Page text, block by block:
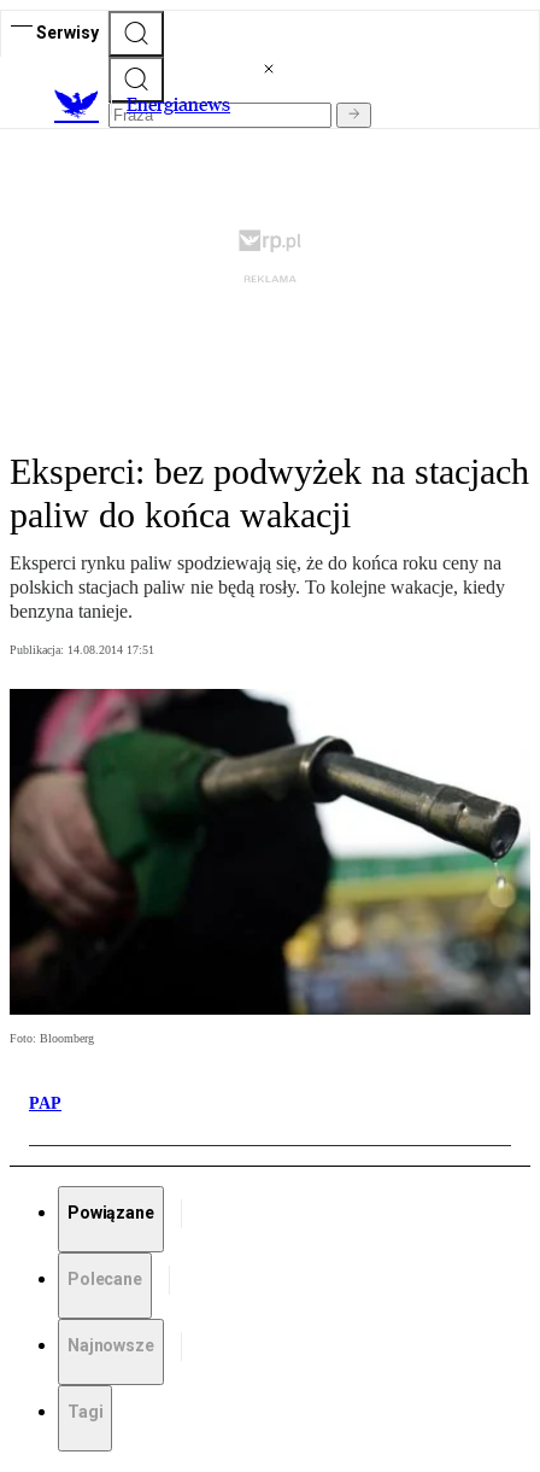
Serwisy
Energianews
Eksperci: bez podwyżek na stacjach
paliw do końca wakacji
Eksperci rynku paliw spodziewają się, że do końca roku ceny na
polskich stacjach paliw nie będą rosły. To kolejne wakacje, kiedy
benzyna tanieje.
Publikacja: 14.08.2014 17:51
Foto: Bloomberg
PAP
Powiązane
Polecane
Najnowsze
Tagi